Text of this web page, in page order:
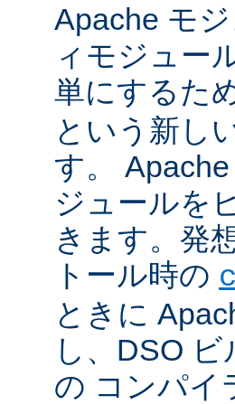
Apache モ
ィモジュー
単にするた
という新し
す。
ジュールを
きます。発
トール時の
ときに
し、DSO
の コンパイ